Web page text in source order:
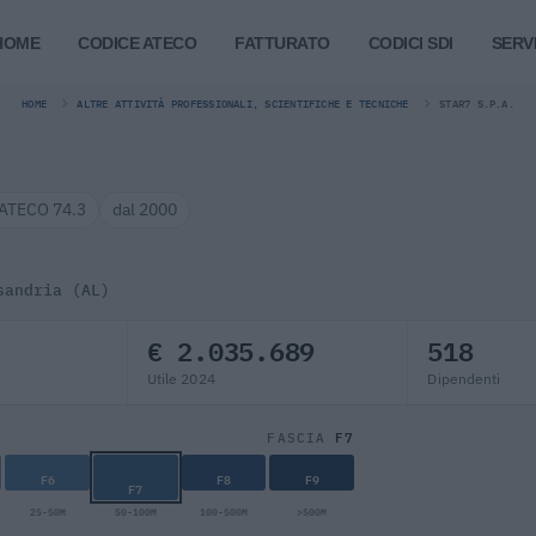
CODICE ATECO FATTURATO CODICI SDI
HOME ALTRE ATTIVITÀ PROFESSIONALI, SCIENTIFICHE E TECNICHE STAR7 S.P.A.
74.3 dal 2000
(AL)
€ 2.035.689
Utile 2024
518
Dipendenti
FASCIA F7
F6 F7 F8 F9
25-50M 50-100M 100-500M >500M